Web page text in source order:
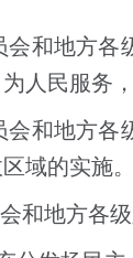
和地方各
人民服务
和地方各
域的实施。
和地方各